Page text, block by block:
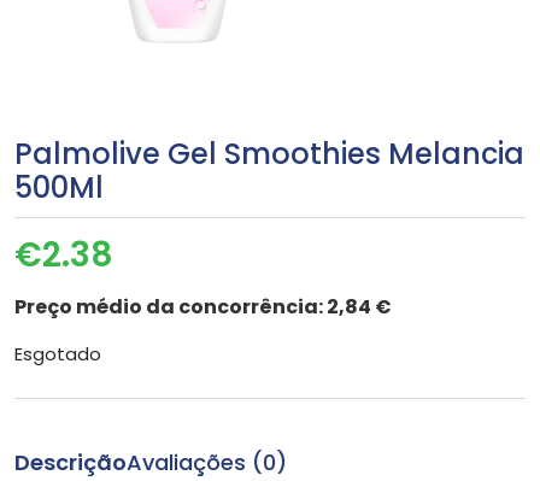
Palmolive Gel Smoothies Melancia
500Ml
€2.38
Preço médio da concorrência:2,84 €
Esgotado
DescriçãoAvaliações (0)